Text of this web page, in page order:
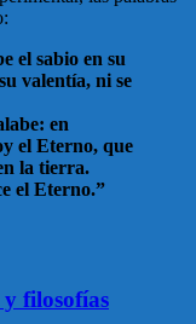
el sabio en su
valentía, ni se
en
el Eterno, que
la tierra.
el Eterno.”
y filosofías